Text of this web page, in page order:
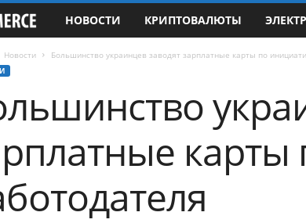
-
o
m
m
НОВОСТИ КРИПТОВАЛЮТЫ
Новости Большинство украинцев заводят зарплатные карты по